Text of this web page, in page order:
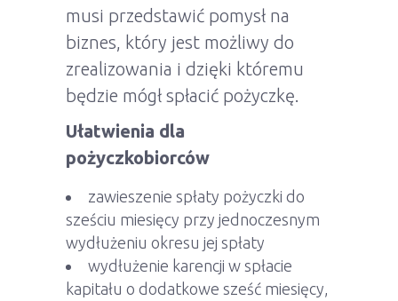
musi przedstawić pomysł na
biznes, który jest możliwy do
zrealizowania i dzięki któremu
będzie mógł spłacić pożyczkę.
Ułatwienia dla
pożyczkobiorców
zawieszenie spłaty pożyczki do
sześciu miesięcy przy jednoczesnym
wydłużeniu okresu jej spłaty
wydłużenie karencji w spłacie
kapitału o dodatkowe sześć miesięcy,